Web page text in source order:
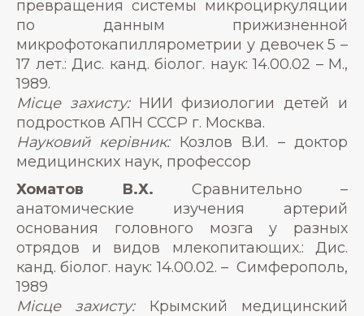
превращения системы микроциркуляции
по данным прижизненной
микрофотокапиллярометрии у девочек 5 –
17 лет.: Дис. канд. біолог. наук: 14.00.02 – М.,
1989.
Місце захисту:НИИ физиологии детей и
подростков АПН СССР г. Москва.
Науковий керівник:Козлов В.И. – доктор
медицинских наук, профессор
Хоматов В.Х. Сравнительно –
анатомические изучения артерий
основания головного мозга у разных
отрядов и видов млекопитающих.: Дис.
канд. біолог. наук: 14.00.02. – Симферополь,
1989
Місце захисту:Крымский медицинский